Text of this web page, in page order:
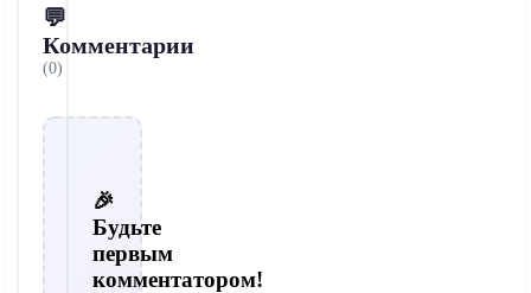
💬
Комментарии
(0)
🎉
Будьте
первым
комментатором!